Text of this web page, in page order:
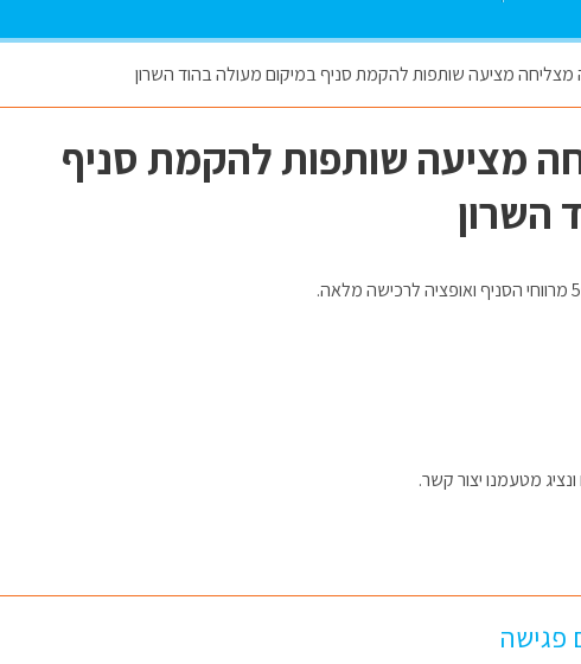
מצליחה מציעה שותפות להקמת סניף במיקום מעולה בהוד השרון
מציעה שותפות להקמת סניף
השרון
מטעמנו יצור קשר.
פגישה